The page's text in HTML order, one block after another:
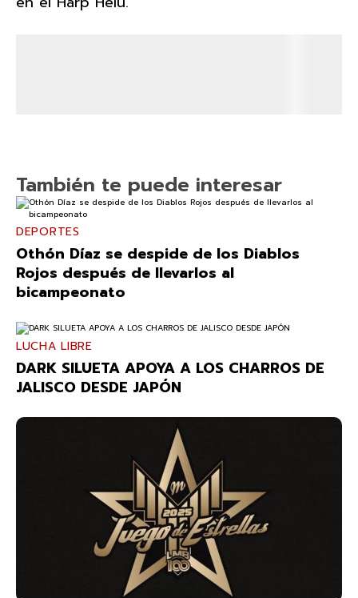
También te puede interesar
DEPORTES
Othón Díaz se despide de los Diablos
Rojos después de llevarlos al
bicampeonato
LUCHA LIBRE
DARK SILUETA APOYA A LOS CHARROS DE
JALISCO DESDE JAPÓN